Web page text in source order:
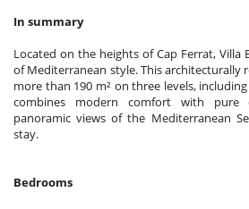
In summary
Located on the heights of Cap Ferrat, Villa
of Mediterranean style. This architecturally
more than 190 m² on three levels,
combines modern comfort with pure
panoramic views of the Mediterranean
stay.
Bedrooms